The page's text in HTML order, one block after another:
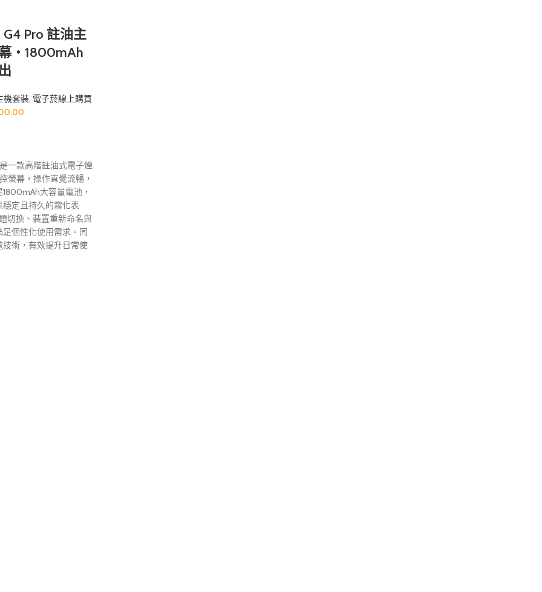
G4 Pro 註油主
・1800mAh
機套裝, 電子菸線上購買
一款高階註油式電子煙
螢幕，操作直覺流暢，
大容量電池，
定且持久的霧化表
切換、裝置重新命名與
個性化使用需求。同
技術，有效提升日常使